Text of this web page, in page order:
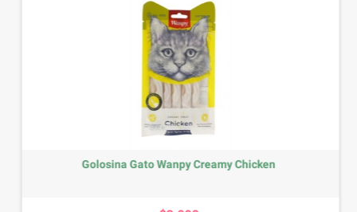
Golosina Gato Wanpy Creamy Chicken